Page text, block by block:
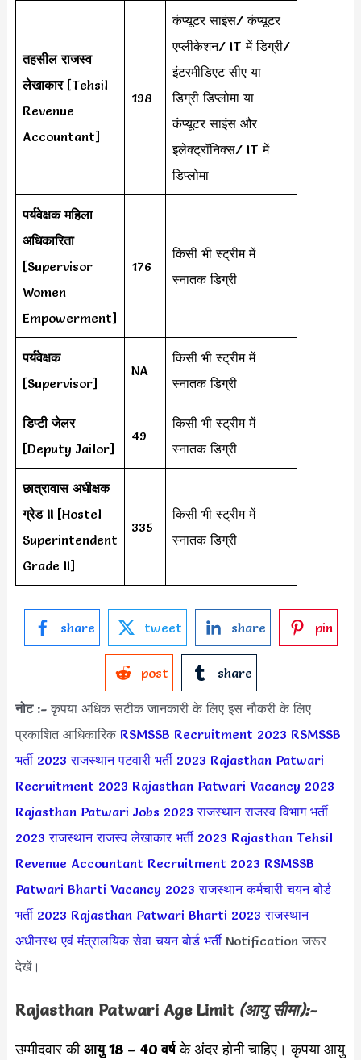
तहसील राजस्व
लेखाकार[Tehsil
Revenue
Accountant]
198
कंप्यूटर साइंस/ कंप्यूटर
एप्लीकेशन/ IT में डिग्री/
इंटरमीडिएट सीए या
डिग्री डिप्लोमा या
कंप्यूटर साइंस और
इलेक्ट्रॉनिक्स/ IT में
डिप्लोमा
पर्यवेक्षक महिला
अधिकारिता
[Supervisor
Women
Empowerment]
176
किसी भी स्ट्रीम में
स्नातक डिग्री
पर्यवेक्षक
[Supervisor]
NA
किसी भी स्ट्रीम में
स्नातक डिग्री
डिप्टी जेलर
[Deputy Jailor]
49
किसी भी स्ट्रीम में
स्नातक डिग्री
छात्रावास अधीक्षक
ग्रेड II[Hostel
Superintendent
Grade II]
335
किसी भी स्ट्रीम में
स्नातक डिग्री
share tweet share pin
post share
नोट :-कृपया अधिक सटीक जानकारी के लिए इस नौकरी के लिए
प्रकाशित आधिकारिक RSMSSB Recruitment 2023 RSMSSB
भर्ती 2023 राजस्थान पटवारी भर्ती 2023 Rajasthan Patwari
Recruitment 2023 Rajasthan Patwari Vacancy 2023
Rajasthan Patwari Jobs 2023 राजस्थान राजस्व विभाग भर्ती
2023 राजस्थान राजस्व लेखाकार भर्ती 2023 Rajasthan Tehsil
Revenue Accountant Recruitment 2023 RSMSSB
Patwari Bharti Vacancy 2023 राजस्थान कर्मचारी चयन बोर्ड
भर्ती 2023 Rajasthan Patwari Bharti 2023 राजस्थान
अधीनस्थ एवं मंत्रालयिक सेवा चयन बोर्ड भर्तीNotification जरूर
देखें।
Rajasthan Patwari Age Limit (आयु सीमा):-
उम्मीदवार कीआयु 18 – 40 वर्षके अंदर होनी चाहिए। कृपया आयु